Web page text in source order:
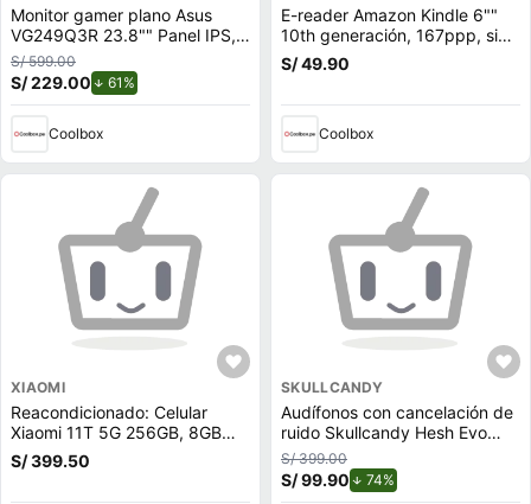
Monitor gamer plano Asus
VG249Q3R 23.8"" Panel IPS,
FHD (1920 x 1080), 180Hz,
1ms, entradas
DisplayPort/HDMI
S/ 599.00
S/ 229.00 61%
Coolbox
E-reader Amazon Kindle 6""
10th generación, 167ppp, sin
reflejos, 8GB, 512MB ram,
negro
S/ 49.90
Coolbox
XIAOMI
Reacondicionado: Celular
Xiaomi 11T 5G 256GB, 8GB
RAM, cámara trasera 108 MP
y frontal 16 MP, 6.67"", gris
S/ 399.50
SKULLCANDY
Audífonos con cancelación de
ruido Skullcandy Hesh Evo
micrófono incorporado, máx.
22 horas, control de música y
llamadas, negro
S/ 399.00
S/ 99.90 74%